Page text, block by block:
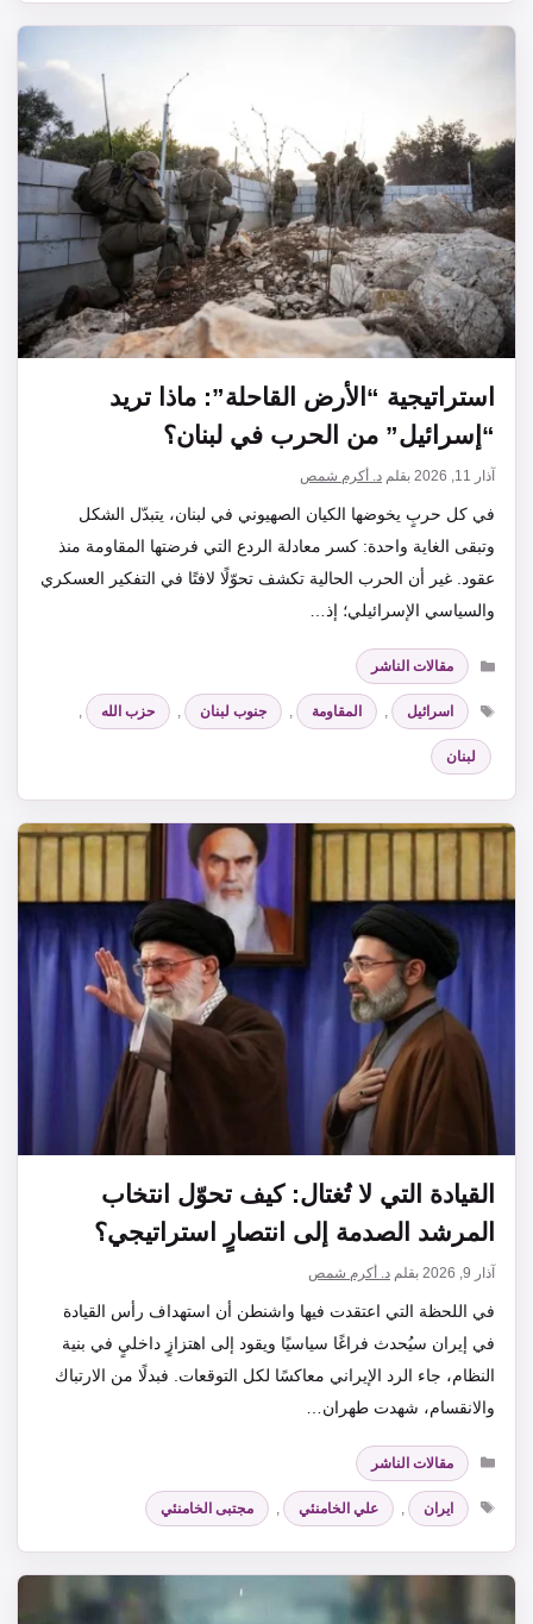
استراتيجية “الأرض القاحلة”: ماذا تريد
“إسرائيل” من الحرب في لبنان؟
آذار 11, 2026 بقلم د. أكرم شمص
في كل حربٍ يخوضها الكيان الصهيوني في لبنان، يتبدّل الشكل
وتبقى الغاية واحدة: كسر معادلة الردع التي فرضتها المقاومة منذ
عقود. غير أن الحرب الحالية تكشف تحوّلًا لافتًا في التفكير العسكري
والسياسي الإسرائيلي؛ إذ…
التصنيفات
مقالات الناشر
الوسوم
اسرائيل , المقاومة , جنوب لبنان , حزب الله ,
لبنان
القيادة التي لا تُغتال: كيف تحوّل انتخاب
المرشد الصدمة إلى انتصارٍ استراتيجي؟
آذار 9, 2026 بقلم د. أكرم شمص
في اللحظة التي اعتقدت فيها واشنطن أن استهداف رأس القيادة
في إيران سيُحدث فراغًا سياسيًا ويقود إلى اهتزازٍ داخليٍ في بنية
النظام، جاء الرد الإيراني معاكسًا لكل التوقعات. فبدلًا من الارتباك
والانقسام، شهدت طهران…
التصنيفات
مقالات الناشر
الوسوم
ايران علي الخامنئي مجتبى الخامنئي